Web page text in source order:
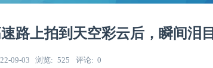
路上拍到天空彩云后，瞬间泪目
09-03 浏览 525 评论 0